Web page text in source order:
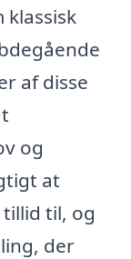
klassisk
af disse
og
at
til, og
der